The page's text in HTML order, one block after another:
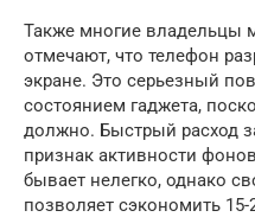
Также многие владельцы
отмечают, что телефон
экране. Это серьезный
состоянием гаджета,
должно. Быстрый расход
признак активности
бывает нелегко, однако
позволяет сэкономить 15-